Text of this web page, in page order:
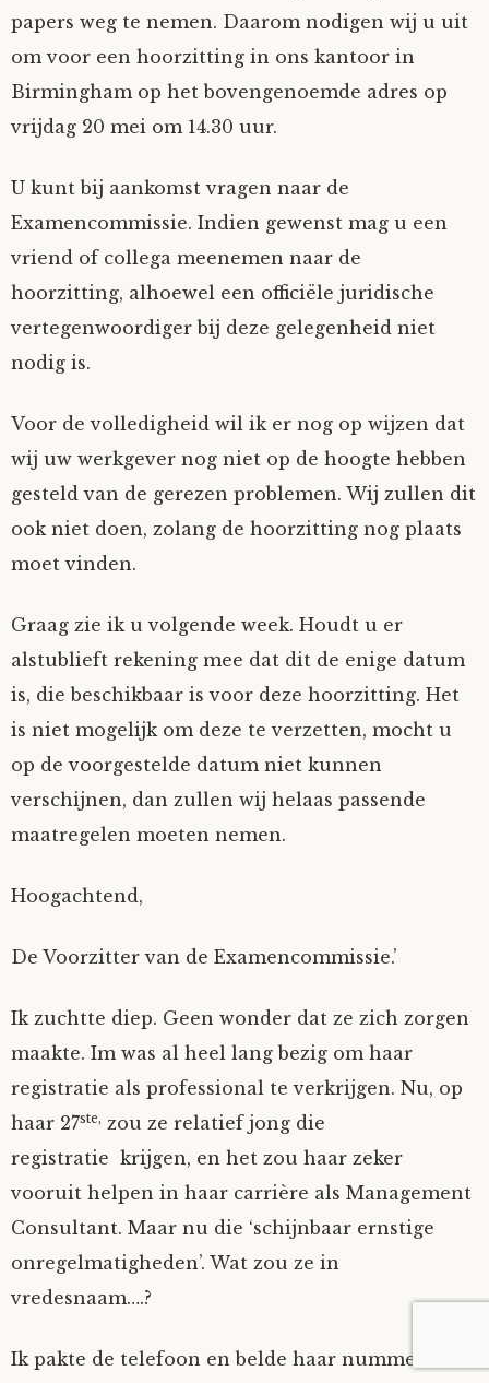
papers weg te nemen. Daarom nodigen wij u uit
om voor een hoorzitting in ons kantoor in
Birmingham op het bovengenoemde adres op
vrijdag 20 mei om 14.30 uur.
U kunt bij aankomst vragen naar de
Examencommissie. Indien gewenst mag u een
vriend of collega meenemen naar de
hoorzitting, alhoewel een officiële juridische
vertegenwoordiger bij deze gelegenheid niet
nodig is.
Voor de volledigheid wil ik er nog op wijzen dat
wij uw werkgever nog niet op de hoogte hebben
gesteld van de gerezen problemen. Wij zullen dit
ook niet doen, zolang de hoorzitting nog plaats
moet vinden.
Graag zie ik u volgende week. Houdt u er
alstublieft rekening mee dat dit de enige datum
is, die beschikbaar is voor deze hoorzitting. Het
is niet mogelijk om deze te verzetten, mocht u
op de voorgestelde datum niet kunnen
verschijnen, dan zullen wij helaas passende
maatregelen moeten nemen.
Hoogachtend,
De Voorzitter van de Examencommissie.’
Ik zuchtte diep. Geen wonder dat ze zich zorgen
maakte. Im was al heel lang bezig om haar
registratie als professional te verkrijgen. Nu, op
haar 27ste, zou ze relatief jong die
registratie krijgen, en het zou haar zeker
vooruit helpen in haar carrière als Management
Consultant. Maar nu die ‘schijnbaar ernstige
onregelmatigheden’. Wat zou ze in
vredesnaam….?
Ik pakte de telefoon en belde haar nummer. Een